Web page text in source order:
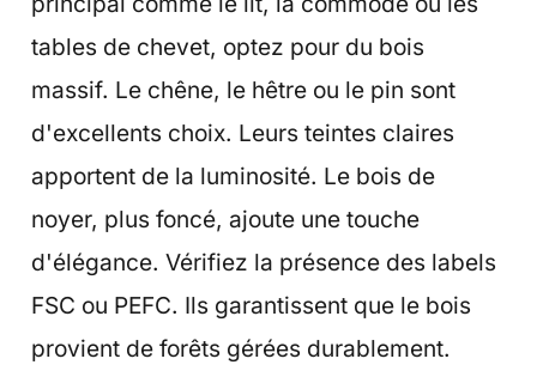
tables de chevet, optez pour du bois
massif. Le chêne, le hêtre ou le pin sont
d'excellents choix. Leurs teintes claires
apportent de la luminosité. Le bois de
noyer, plus foncé, ajoute une touche
d'élégance. Vérifiez la présence des labels
FSC ou PEFC. Ils garantissent que le bois
provient de forêts gérées durablement.